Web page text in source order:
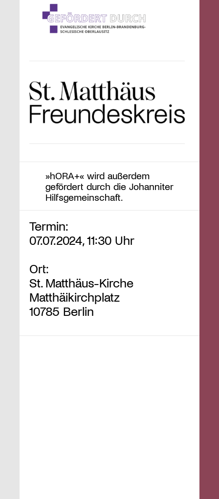
»hORA+« wird außerdem
gefördert durch die Johanniter
Hilfsgemeinschaft.
Termin:
07.07.2024, 11:30 Uhr
Ort:
St. Matthäus-Kirche
Matthäikirchplatz
10785 Berlin